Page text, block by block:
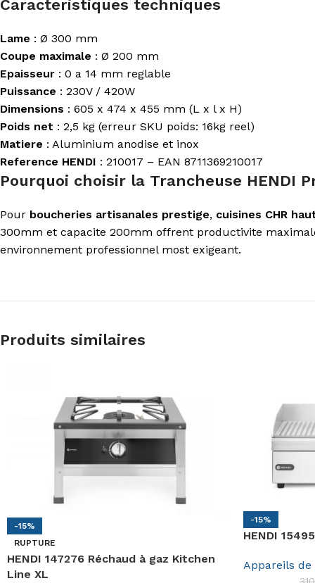
Caracteristiques techniques
Lame : Ø 300 mm
Coupe maximale : Ø 200 mm
Epaisseur : 0 a 14 mm reglable
Puissance : 230V / 420W
Dimensions : 605 x 474 x 455 mm (L x l x H)
Poids net : 2,5 kg (erreur SKU poids: 16kg reel)
Matiere : Aluminium anodise et inox
Reference HENDI : 210017 – EAN 8711369210017
Pourquoi choisir la Trancheuse HENDI
Pour boucheries artisanales prestige, cuisines CHR
300mm et capacite 200mm offrent productivite
environnement professionnel most exigeant.
Produits similaires
-15%
RUPTURE
HENDI 147276 Réchaud à gaz Kitchen
Line XL
-15%
HENDI
Appareils de